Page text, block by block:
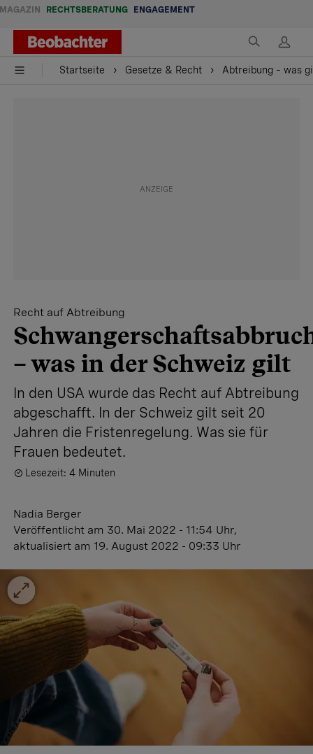
MAGAZIN RECHTSBERATUNG ENGAGEMENT
Startseite Gesetze & Recht Abtreibung – was
Recht auf Abtreibung
– was in der Schweiz gilt
In den USA wurde das Recht auf Abtreibung
abgeschafft. In der Schweiz gilt seit 20
Jahren die Fristenregelung. Was sie für
Frauen bedeutet.
Lesezeit: 4 Minuten
Nadia Berger
Veröffentlicht am 30. Mai 2022 - 11:54 Uhr,
aktualisiert am 19. August 2022 - 09:33 Uhr